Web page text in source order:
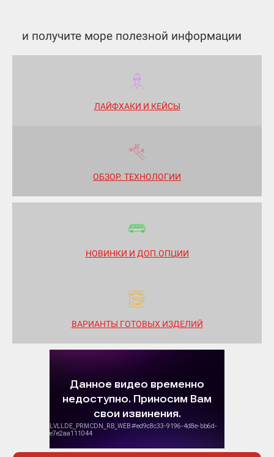
и получите море полезной информации
ЛАЙФХАКИ И КЕЙСЫ
ОБЗОР. ТЕХНОЛОГИИ
НОВИНКИ И ДОП.ОПЦИИ
ВАРИАНТЫ ГОТОВЫХ ИЗДЕЛИЙ